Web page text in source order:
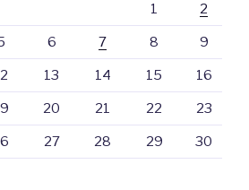
1 2
6 7 8 9
13 14 15 16
20 21 22 23
27 28 29 30